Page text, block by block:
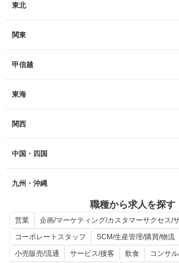
東北
関東
甲信越
東海
関西
中国・四国
九州・沖縄
職種から求人を探す
営業
企画/マーケティング/カスタマーサクセス/
コーポレートスタッフ
SCM/生産管理/購買/物流
小売販売/流通
サービス/接客 飲食
コンサ